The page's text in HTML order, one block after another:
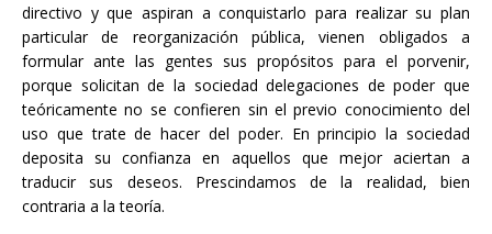
directivo y que aspiran a conquistarlo para realizar su plan
particular de reorganización pública, vienen obligados a
formular ante las gentes sus propósitos para el porvenir,
porque solicitan de la sociedad delegaciones de poder que
teóricamente no se confieren sin el previo conocimiento del
uso que trate de hacer del poder. En principio la sociedad
deposita su confianza en aquellos que mejor aciertan a
traducir sus deseos. Prescindamos de la realidad, bien
contraria a la teoría.